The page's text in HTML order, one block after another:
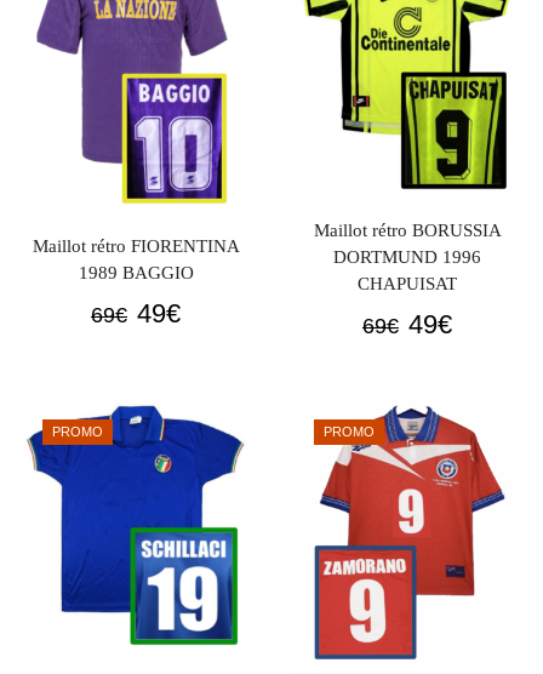
Maillot rétro FIORENTINA
1989 BAGGIO
69€ Le
était :
69€.
49€Le
49€.
Maillot rétro BORUSSIA
DORTMUND 1996
CHAPUISAT
69€ Le
était :
69€.
49€Le
est :
49€.
PROMO PROMO